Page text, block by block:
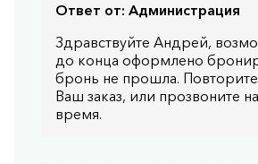
Ответ от: Администрация
Здравствуйте Андрей,
до конца оформлено
бронь не прошла.
Ваш заказ, или прозвоните
время.